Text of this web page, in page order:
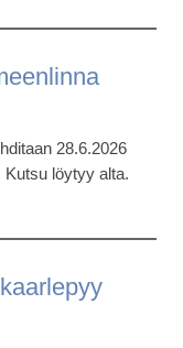
28.6.2026
löytyy alta.